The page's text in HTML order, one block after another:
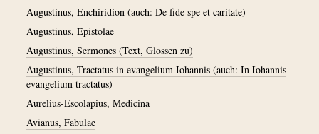
Augustinus, Enchiridion (auch: De fide spe et caritate)
Augustinus, Epistolae
Augustinus, Sermones (Text, Glossen zu)
Augustinus, Tractatus in evangelium Iohannis (auch: In Iohannis
evangelium tractatus)
Aurelius-Escolapius, Medicina
Avianus, Fabulae